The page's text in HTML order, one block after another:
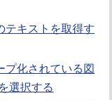
テキストを取得す
プ化されている図
選択する